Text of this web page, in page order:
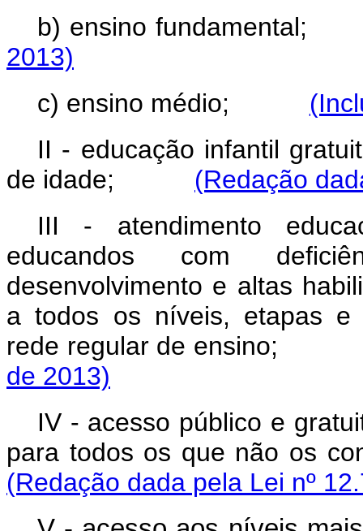
b) ensino
2013)
c) ensino médio;
II - educação infantil
de idade; (Redação
III - atendimento
educandos com
desenvolvimento e altas
a todos os níveis, etapas e
rede regular de
de 2013)
IV - acesso público e
para todos os que não
(Redação dada pela Lei nº